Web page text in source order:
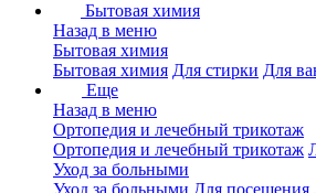
Бытовая химия
Назад в меню
Бытовая химия
Бытовая химия Для стирки Для
Еще
Назад в меню
Ортопедия и лечебный трикотаж
Ортопедия и лечебный трикотаж
Уход за больными
Уход за больными Для